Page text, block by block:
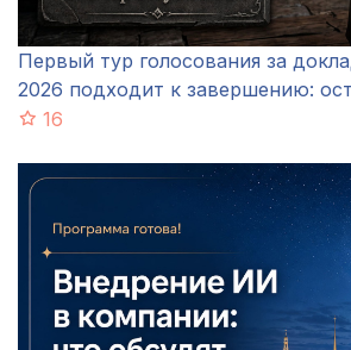
Первый тур голосования за
2026 подходит к завершению:
16